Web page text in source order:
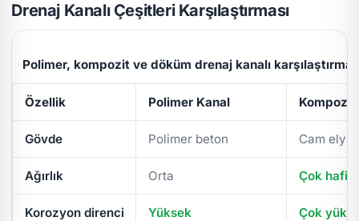
Drenaj Kanalı Çeşitleri Karşılaştırması
Polimer, kompozit ve döküm drenaj kanalı
Özellik Polimer Kanal Kompozit
Gövde Polimer beton Cam
Ağırlık Orta Çok hafif
Korozyon direnci Yüksek Çok